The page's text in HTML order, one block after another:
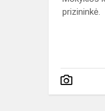
prizininkė.